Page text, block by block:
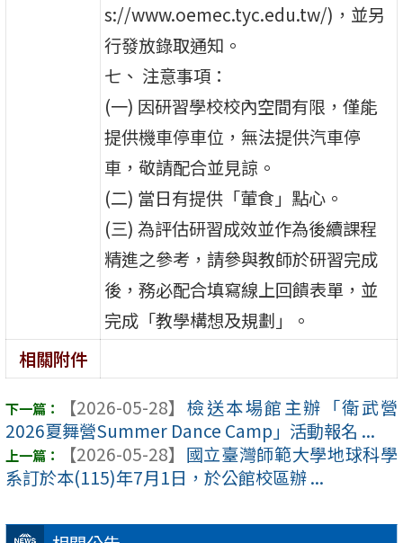
s://www.oemec.tyc.edu.tw/)，並另
行發放錄取通知。
七、 注意事項：
(一) 因研習學校校內空間有限，僅能
提供機車停車位，無法提供汽車停
車，敬請配合並見諒。
(二) 當日有提供「葷食」點心。
(三) 為評估研習成效並作為後續課程
精進之參考，請參與教師於研習完成
後，務必配合填寫線上回饋表單，並
完成「教學構想及規劃」。
相關附件
【2026-05-28】 檢送本場館主辦「衛武營
2026夏舞營Summer Dance Camp」活動報名 ...
【2026-05-28】 國立臺灣師範大學地球科學
系訂於本(115)年7月1日，於公館校區辦 ...